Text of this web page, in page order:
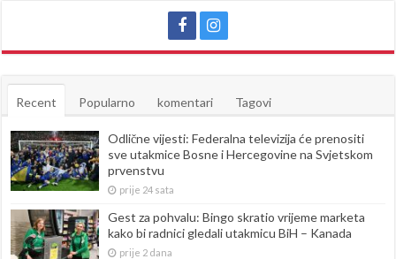
Recent Popularno komentari Tagovi
Odlične vijesti: Federalna televizija će prenositi
sve utakmice Bosne i Hercegovine na Svjetskom
prvenstvu
prije 24 sata
Gest za pohvalu: Bingo skratio vrijeme marketa
kako bi radnici gledali utakmicu BiH – Kanada
prije 2 dana